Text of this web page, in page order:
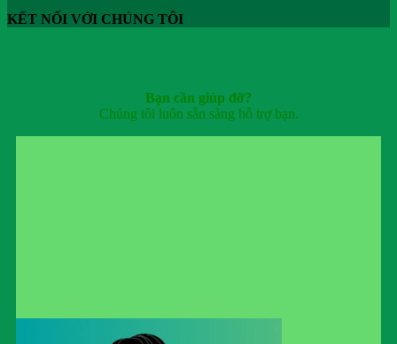
KẾT NỐI VỚI CHÚNG TÔI
Bạn cần giúp đỡ?
Chúng tôi luôn sẵn sàng hỗ trợ bạn.